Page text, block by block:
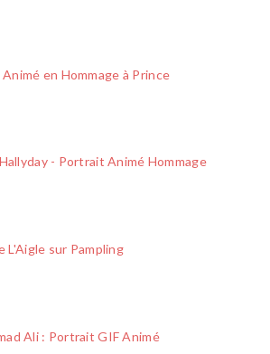
en Hommage à Prince
- Portrait Animé Hommage
L'Aigle sur Pampling
Ali : Portrait GIF Animé